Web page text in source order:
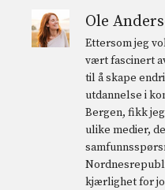
Ole
Ettersom jeg
vært fascinert
til å skape
utdannelse i
Bergen, fikk
ulike medier,
kjærlighet for